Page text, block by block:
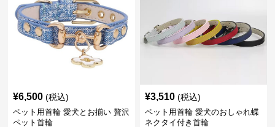
¥6,500 (税込)
ペット用首輪 愛犬とお揃い 贅沢
ペット首輪
¥3,510 (税込)
ペット用首輪 愛犬のおしゃれ蝶
ネクタイ付き首輪